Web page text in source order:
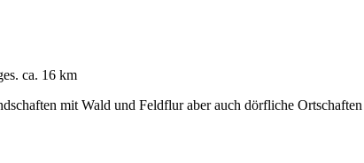
ca. 16 km
mit Wald und Feldflur aber auch dörfliche